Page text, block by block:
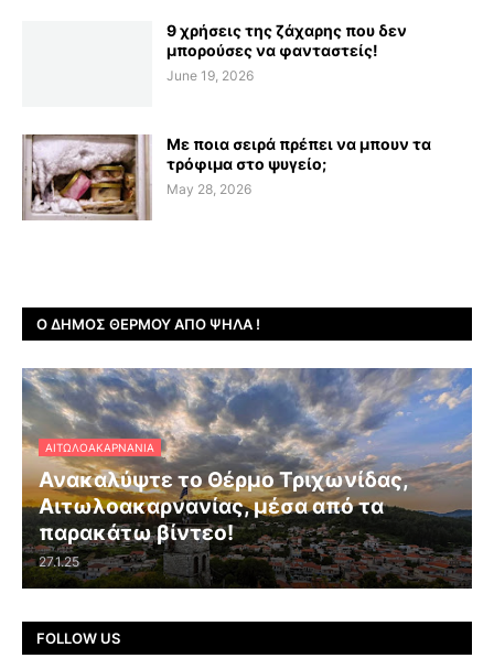
9 χρήσεις της ζάχαρης που δεν
μπορούσες να φανταστείς!
June 19, 2026
Με ποια σειρά πρέπει να μπουν τα
τρόφιμα στο ψυγείο;
May 28, 2026
Ο ΔΉΜΟΣ ΘΈΡΜΟΥ ΑΠΌ ΨΗΛΆ !
ΑΙΤΩΛΟΑΚΑΡΝΑΝΊΑ
Ανακαλύψτε το Θέρμο Τριχωνίδας,
Αιτωλοακαρνανίας, μέσα από τα
παρακάτω βίντεο!
27.1.25
FOLLOW US